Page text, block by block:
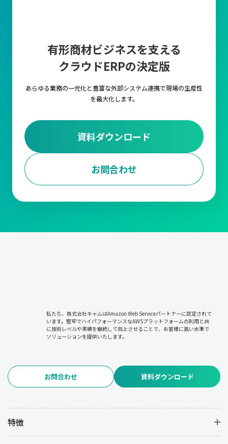
有形商材ビジネスを支える
クラウドERPの決定版
あらゆる業務の一元化と豊富な外部システム連携で現場の生産性
を最大化します。
資料ダウンロード
お問合わせ
私たち、株式会社キャムはAmazon Web Serviceパートナーに認定されて
います。堅牢でハイパフォーマンスなAWSプラットフォームの利用と共
に技術レベルや実績を継続して向上させることで、お客様に高い水準で
ソリューションを提供いたします。
お問合わせ 資料ダウンロード
特徴